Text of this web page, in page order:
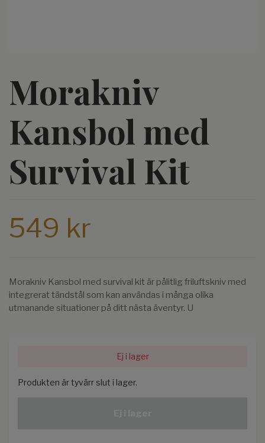
Morakniv
Kansbol med
Survival Kit
549 kr
Morakniv Kansbol med survival kit är pålitlig friluftskniv med
integrerat tändstål som kan användas i många olika
utmanande situationer på ditt nästa äventyr. U
Ej i lager
Produkten är tyvärr slut i lager.